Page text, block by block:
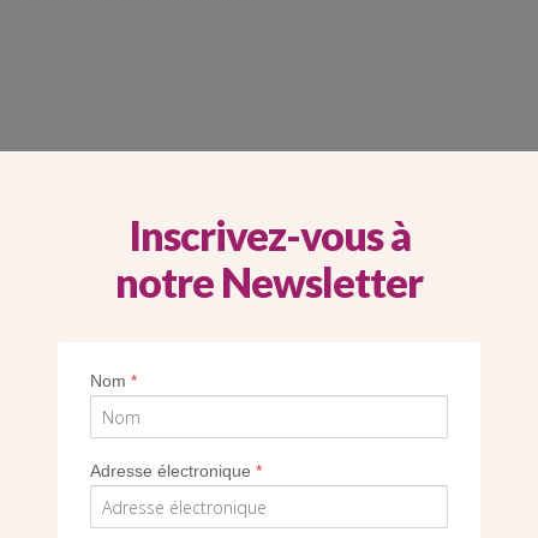
Inscrivez-vous à
notre Newsletter
Nom*
Adresse électronique*